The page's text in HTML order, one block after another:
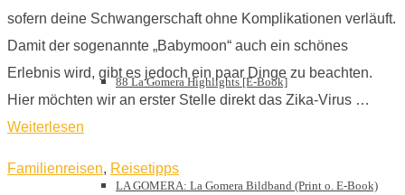
88 La Gomera Highlights [E-Book]
LA GOMERA: La Gomera Bildband (Print o. E-Book)
sofern deine Schwangerschaft ohne Komplikationen verläuft.
Damit der sogenannte „Babymoon“ auch ein schönes
Erlebnis wird, gibt es jedoch ein paar Dinge zu beachten.
Hier möchten wir an erster Stelle direkt das Zika-Virus …
Weiterlesen
Familienreisen, Reisetipps